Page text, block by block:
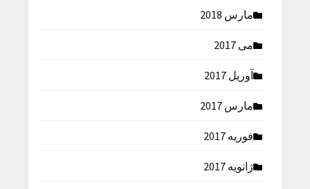
مارس 2018
می 2017
آوریل 2017
مارس 2017
فوریه 2017
ژانویه 2017